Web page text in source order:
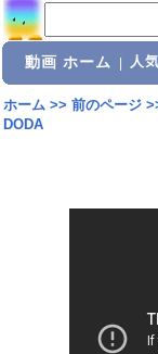
動画 ホーム 人
ホーム>> 前のページ
DODA